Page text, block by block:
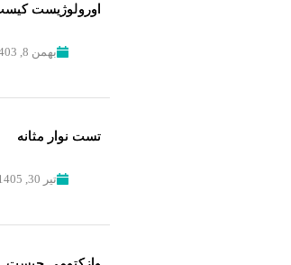
اورولوژیست
بهمن 8, 1403
تست نوار مثانه
تیر 30, 1405